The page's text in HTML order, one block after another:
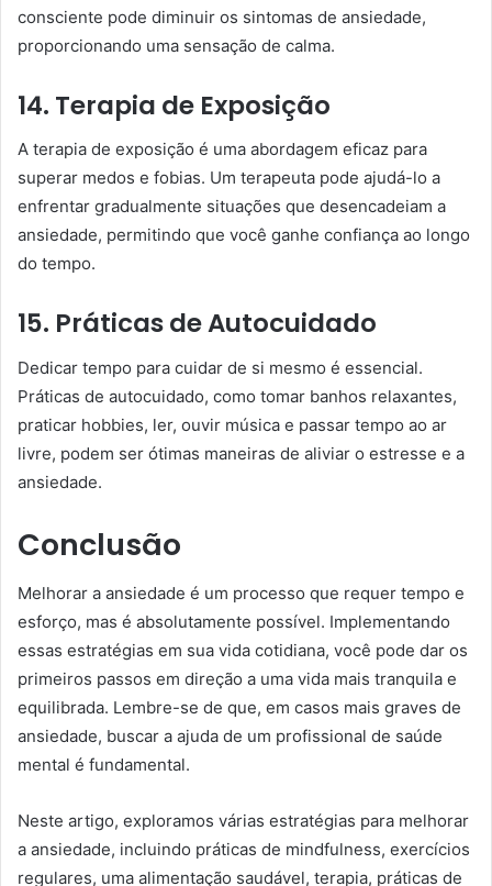
consciente pode diminuir os sintomas de ansiedade,
proporcionando uma sensação de calma.
14. Terapia de Exposição
A terapia de exposição é uma abordagem eficaz para
superar medos e fobias. Um terapeuta pode ajudá-lo a
enfrentar gradualmente situações que desencadeiam a
ansiedade, permitindo que você ganhe confiança ao longo
do tempo.
15. Práticas de Autocuidado
Dedicar tempo para cuidar de si mesmo é essencial.
Práticas de autocuidado, como tomar banhos relaxantes,
praticar hobbies, ler, ouvir música e passar tempo ao ar
livre, podem ser ótimas maneiras de aliviar o estresse e a
ansiedade.
Conclusão
Melhorar a ansiedade é um processo que requer tempo e
esforço, mas é absolutamente possível. Implementando
essas estratégias em sua vida cotidiana, você pode dar os
primeiros passos em direção a uma vida mais tranquila e
equilibrada. Lembre-se de que, em casos mais graves de
ansiedade, buscar a ajuda de um profissional de saúde
mental é fundamental.
Neste artigo, exploramos várias estratégias para melhorar
a ansiedade, incluindo práticas de mindfulness, exercícios
regulares, uma alimentação saudável, terapia, práticas de